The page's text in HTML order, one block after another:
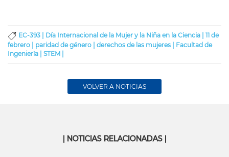
EC-393 | Día Internacional de la Mujer y la Niña en la Ciencia | 11 de
febrero | paridad de género | derechos de las mujeres | Facultad de
Ingeniería | STEM |
VOLVER A NOTICIAS
| NOTICIAS RELACIONADAS |